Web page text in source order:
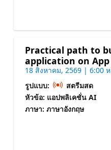
Practical path to
application on App
18 สิงหาคม, 2569 | 6:00 ห
รูปแบบ:
สตรีมสด
หัวข้อ: แอปพลิเคชั่น AI
ภาษา: ภาษาอังกฤษ